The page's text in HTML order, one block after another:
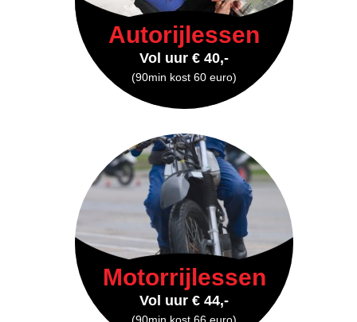
Autorijlessen
Vol uur € 40,-
(90min kost 60 euro)
Motorrijlessen
Vol uur € 44,-